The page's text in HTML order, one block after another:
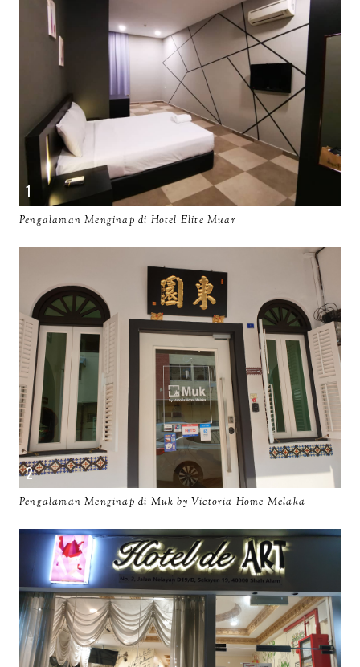
Pengalaman Menginap di Hotel Elite Muar
Pengalaman Menginap di Muk by Victoria Home Melaka